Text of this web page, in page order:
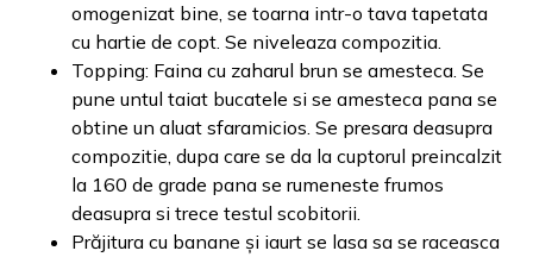
omogenizat bine, se toarna intr-o tava tapetata
cu hartie de copt. Se niveleaza compozitia.
Topping: Faina cu zaharul brun se amesteca. Se
pune untul taiat bucatele si se amesteca pana se
obtine un aluat sfaramicios. Se presara deasupra
compozitie, dupa care se da la cuptorul preincalzit
la 160 de grade pana se rumeneste frumos
deasupra si trece testul scobitorii.
Prăjitura cu banane și iaurt se lasa sa se raceasca